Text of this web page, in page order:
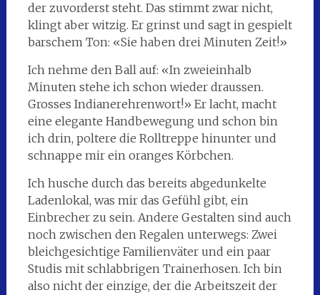
der zuvorderst steht. Das stimmt zwar nicht,
klingt aber witzig. Er grinst und sagt in gespielt
barschem Ton: «Sie haben drei Minuten Zeit!»
Ich nehme den Ball auf: «In zweieinhalb
Minuten stehe ich schon wieder draussen.
Grosses Indianerehrenwort!» Er lacht, macht
eine elegante Handbewegung und schon bin
ich drin, poltere die Rolltreppe hinunter und
schnappe mir ein oranges Körbchen.
Ich husche durch das bereits abgedunkelte
Ladenlokal, was mir das Gefühl gibt, ein
Einbrecher zu sein. Andere Gestalten sind auch
noch zwischen den Regalen unterwegs: Zwei
bleichgesichtige Familienväter und ein paar
Studis mit schlabbrigen Trainerhosen. Ich bin
also nicht der einzige, der die Arbeitszeit der